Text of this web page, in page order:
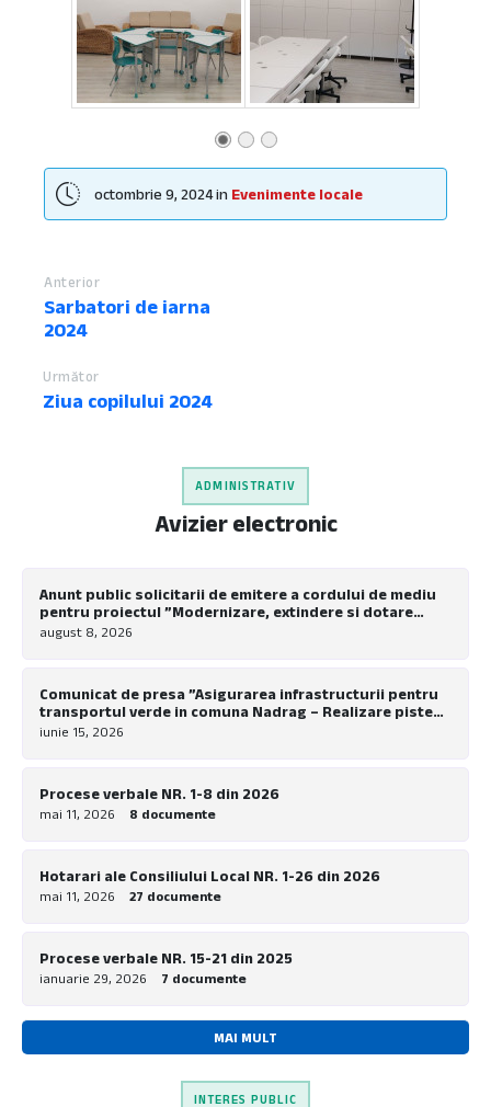
octombrie 9, 2024in Evenimente locale
Anterior
Sarbatori de iarna
2024
Următor
Ziua copilului 2024
ADMINISTRATIV
Avizier electronic
Anunt public solicitarii de emitere a cordului de mediu
pentru proiectul ”Modernizare, extindere si dotare
tabara de copii Nadrag”
august 8, 2026
Comunicat de presa ”Asigurarea infrastructurii pentru
transportul verde in comuna Nadrag – Realizare piste
pentru biciclete la nivel local”
iunie 15, 2026
Procese verbale NR. 1-8 din 2026
mai 11, 2026 8 documente
Hotarari ale Consiliului Local NR. 1-26 din 2026
mai 11, 2026 27 documente
Procese verbale NR. 15-21 din 2025
ianuarie 29, 2026 7 documente
MAI MULT
INTERES PUBLIC